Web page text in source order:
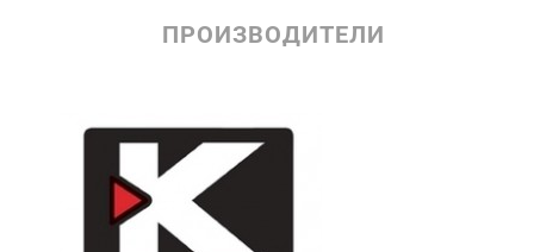
ПРОИЗВОДИТЕЛИ